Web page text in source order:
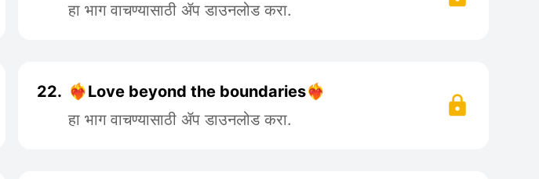
हा भाग वाचण्यासाठी ॲप डाउनलोड करा.
22. ❤️‍🔥Love beyond the boundaries❤️‍🔥
हा भाग वाचण्यासाठी ॲप डाउनलोड करा.